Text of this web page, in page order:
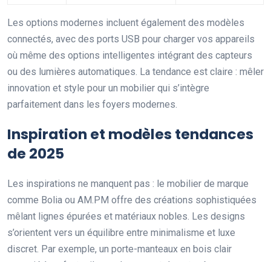
Les options modernes incluent également des modèles
connectés, avec des ports USB pour charger vos appareils
où même des options intelligentes intégrant des capteurs
ou des lumières automatiques. La tendance est claire : mêler
innovation et style pour un mobilier qui s’intègre
parfaitement dans les foyers modernes.
Inspiration et modèles tendances
de 2025
Les inspirations ne manquent pas : le mobilier de marque
comme Bolia ou AM.PM offre des créations sophistiquées
mêlant lignes épurées et matériaux nobles. Les designs
s’orientent vers un équilibre entre minimalisme et luxe
discret. Par exemple, un porte-manteaux en bois clair